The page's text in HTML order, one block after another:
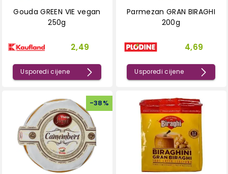
Gouda GREEN VIE vegan
250g
2,49
Usporedi cijene
Parmezan GRAN BIRAGHI
200g
4,69
Usporedi cijene
-38%